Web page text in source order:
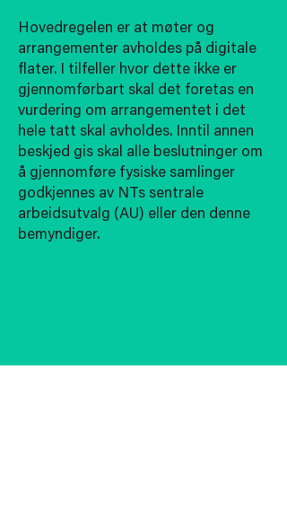
Hovedregelen er at møter og
arrangementer avholdes på digitale
flater. I tilfeller hvor dette ikke er
gjennomførbart skal det foretas en
vurdering om arrangementet i det
hele tatt skal avholdes. Inntil annen
beskjed gis skal alle beslutninger om
å gjennomføre fysiske samlinger
godkjennes av NTs sentrale
arbeidsutvalg (AU) eller den denne
bemyndiger.